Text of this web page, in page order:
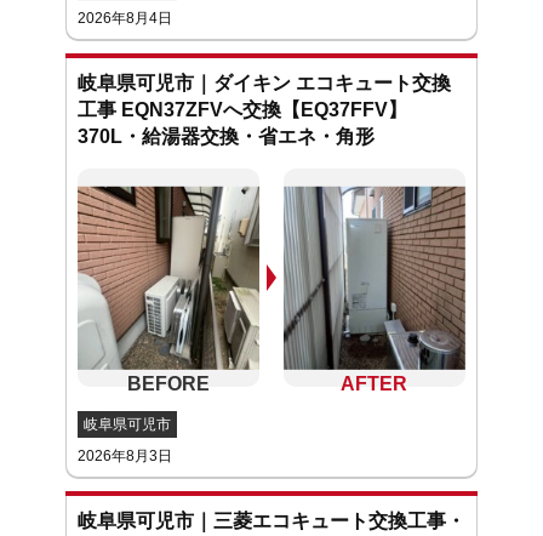
2026年8月4日
岐阜県可児市｜ダイキン エコキュート交換
工事 EQN37ZFVへ交換【EQ37FFV】
370L・給湯器交換・省エネ・角形
岐阜県可児市
2026年8月3日
岐阜県可児市｜三菱エコキュート交換工事・